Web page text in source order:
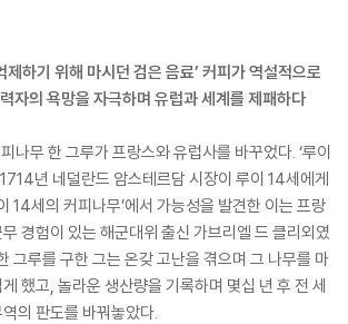
제하기 위해 마시던 검은 음료’ 커피가 역설적으로
자의 욕망을 자극하며 유럽과 세계를 제패하다
나무 한 그루가 프랑스와 유럽사를 바꾸었다. ‘루이
년 네덜란드 암스테르담 시장이 루이 14세에게
14세의 커피나무’에서 가능성을 발견한 이는 프랑
경험이 있는 해군대위 출신 가브리엘 드 클리외였
그루를 구한 그는 온갖 고난을 겪으며 그 나무를 마
했고, 놀라운 생산량을 기록하며 몇십 년 후 전 세
의 판도를 바꿔놓았다.